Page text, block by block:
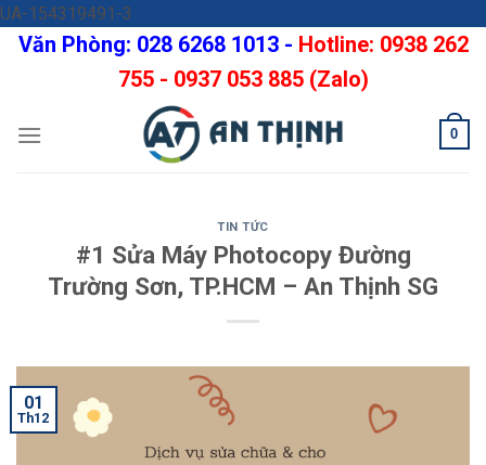
UA-154319491-3
to
content
Văn Phòng: 028 6268 1013 - Hotline: 0938 262
755 - 0937 053 885 (Zalo)
0
TIN TỨC
#1 Sửa Máy Photocopy Đường
Trường Sơn, TP.HCM – An Thịnh SG
01
Th12